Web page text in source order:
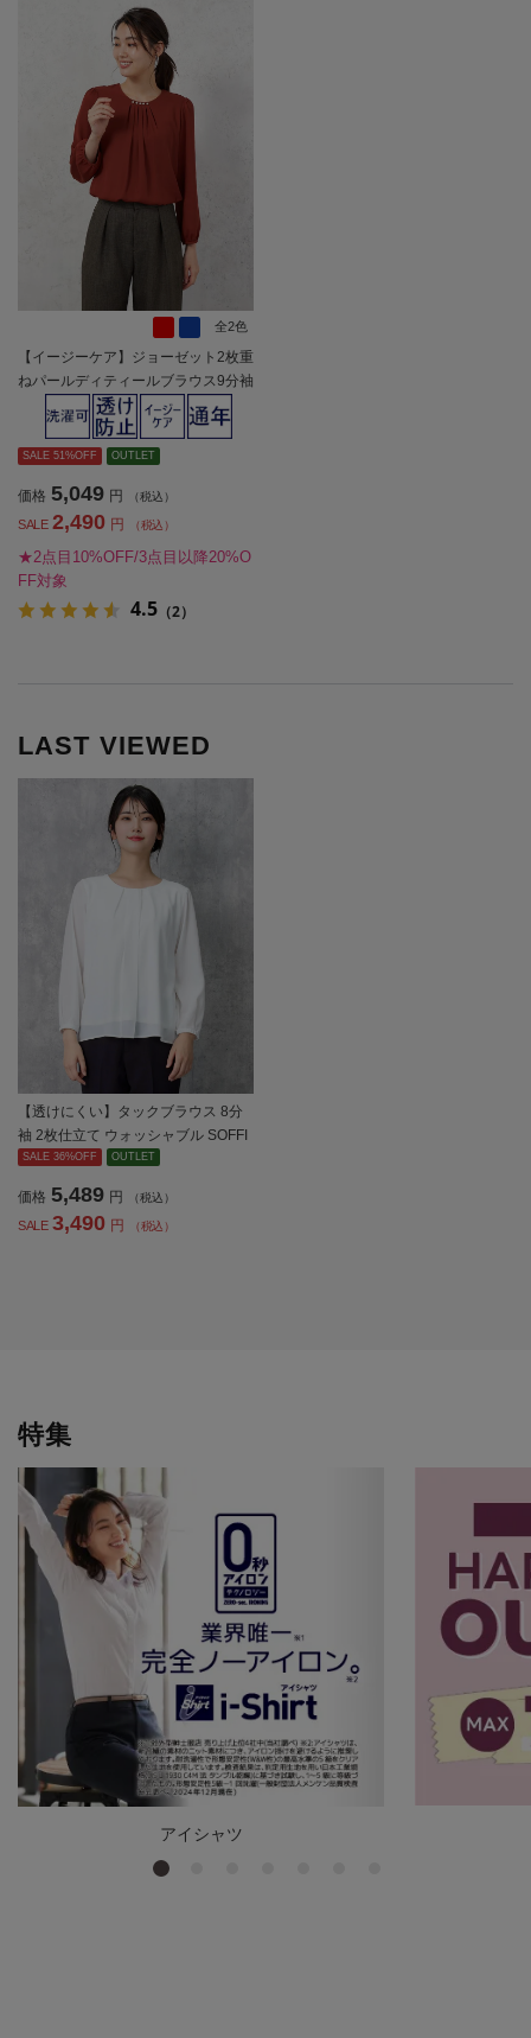
全2色
【イージーケア】ジョーゼット2枚重
ねパールディティールブラウス9分袖
透け軽減ウォッシャブルSOFFICE通
年【レディース】
SALE 51%OFF OUTLET
価格 5,049 円 （税込）
SALE 2,490 円 （税込）
★2点目10%OFF/3点目以降20%O
FF対象
4.5 （2）
LAST VIEWED
【透けにくい】タックブラウス 8分
袖 2枚仕立て ウォッシャブル SOFFI
CE 通年【レディース】
SALE 36%OFF OUTLET
価格 5,489 円 （税込）
SALE 3,490 円 （税込）
特集
アイシャツ